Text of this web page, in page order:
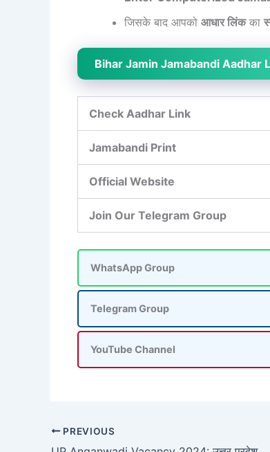
जिसके बाद आपको आधार लिंकका
Bihar Jamin Jamabandi Aadhar
Check Aadhar Link
Jamabandi Print
Official Website
Join Our Telegram Group
WhatsApp Group
Telegram Group
YouTube Channel
PREVIOUS